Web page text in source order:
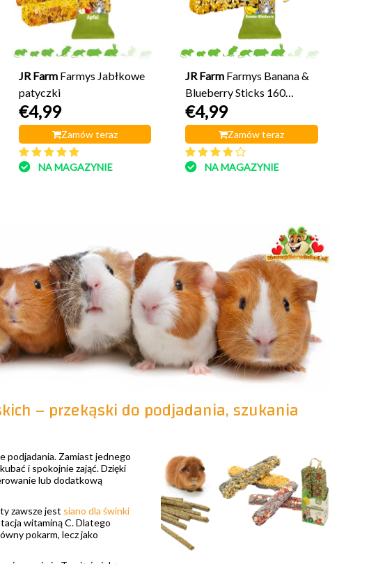
JR Farm Farmys Jabłkowe
patyczki
€4,99
Zamów teraz
NA MAGAZYNIE
JR Farm Farmys Banana &
Blueberry Sticks 160
gramów
€4,99
Zamów teraz
NA MAGAZYNIE
– przekąski do podjadania, szukania
podjadania. Zamiast jednego
i spokojnie zająć. Dzięki
lub dodatkową
zawsze jest siano dla świnki
witaminą C. Dlatego
pokarm, lecz jako